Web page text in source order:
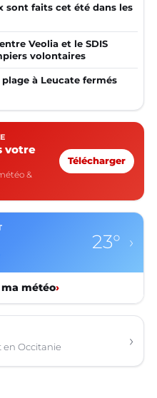
sont faits cet été dans les
Veolia et le SDIS
volontaires
à Leucate fermés
votre
&
Télécharger
23° ›
météo›
en Occitanie ›